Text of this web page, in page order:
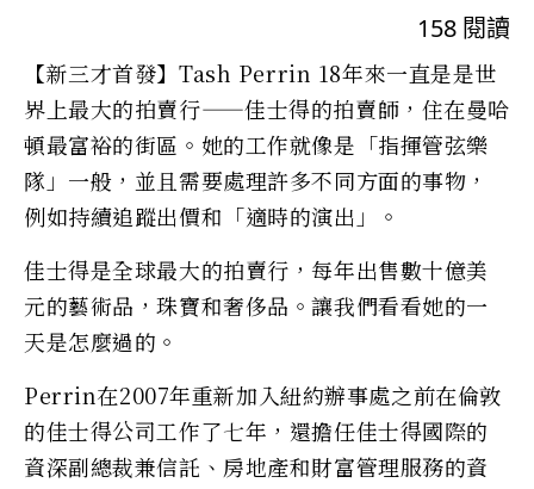
158 閱讀
【新三才首發】Tash Perrin 18年來一直是是世
界上最大的拍賣行——佳士得的拍賣師，住在曼哈
頓最富裕的街區。她的工作就像是「指揮管弦樂
隊」一般，並且需要處理許多不同方面的事物，
例如持續追蹤出價和「適時的演出」。
佳士得是全球最大的拍賣行，每年出售數十億美
元的藝術品，珠寶和奢侈品。讓我們看看她的一
天是怎麼過的。
Perrin在2007年重新加入紐約辦事處之前在倫敦
的佳士得公司工作了七年，還擔任佳士得國際的
資深副總裁兼信託、房地產和財富管理服務的資